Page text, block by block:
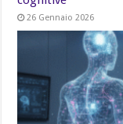
26 Gennaio 2026